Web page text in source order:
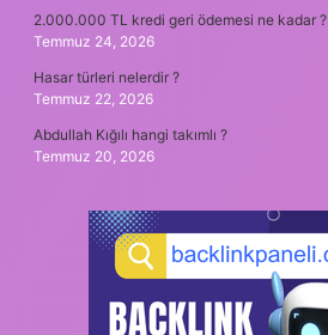
2.000.000 TL kredi geri ödemesi ne kadar ?
Temmuz 24, 2026
Hasar türleri nelerdir ?
Temmuz 22, 2026
Abdullah Kığılı hangi takımlı ?
Temmuz 20, 2026